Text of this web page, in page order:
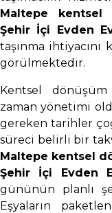
Maltepe kentsel
Şehir İçi Evden
taşınma
görülmektedir.
Kentsel dönüşüm
zaman yönetimi
gereken tarihler
süreci belirli bir
Maltepe kentsel
Şehir İçi Evden
gününün planlı
Eşyaların